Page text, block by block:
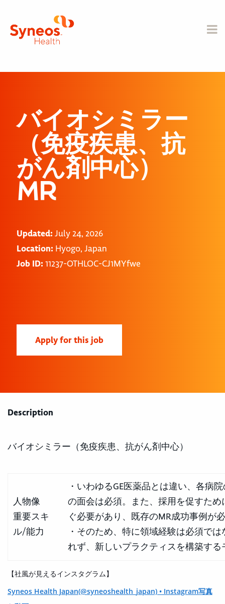
バイオシミラー
（免疫疾患、抗
がん剤中心）
MR
Updated: July 24, 2026
Location: Hyogo, Japan
Job ID: 11237-OTHLOC-CJ1MYfwe
Apply for this job
Description
バイオシミラー（免疫疾患、抗がん剤中心）
人物像
重要スキ
ル/能力
・いわゆるGE医薬品とは違い、各病
の面会は必須。また、採用を促すた
ぐ必要があり、既存のMR成功事例が
・そのため、特に領域経験は必須で
れず、新しいプラクティスを構築す
【社風が見えるインスタグラム】
Syneos Health Japan(@syneoshealth_japan) • Instagram写真